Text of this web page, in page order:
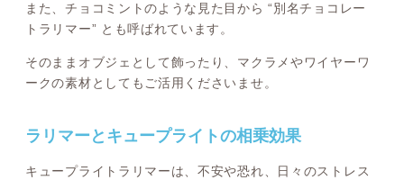
また、チョコミントのような見た目から “別名チョコレー
トラリマー” とも呼ばれています。
そのままオブジェとして飾ったり、マクラメやワイヤーワ
ークの素材としてもご活用くださいませ。
ラリマーとキュープライトの相乗効果
キュープライトラリマーは、不安や恐れ、日々のストレス